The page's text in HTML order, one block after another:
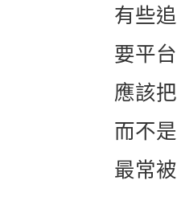
有些
要平
應該
而不
最常